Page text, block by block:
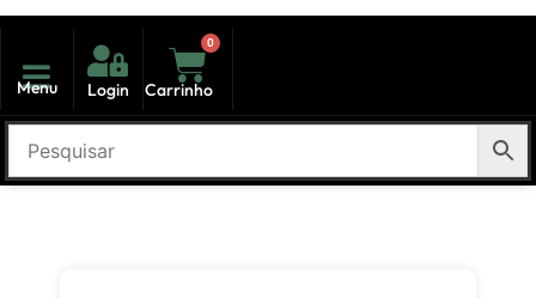
Menu Login
0
Carrinho